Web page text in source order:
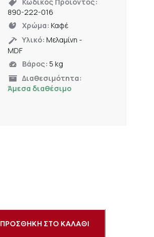
890-222-016
Χρώμα:Καφέ
Υλικό:Μελαμίνη -
MDF
Βάρος:5 kg
Διαθεσιμότητα:
Άμεσα διαθέσιμο
ΠΡΟΣΘΗΚΗ ΣΤΟ ΚΑΛΑΘΙ